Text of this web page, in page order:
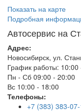
Показать на карте
Подробная
Автосервис на
Адрес:
Новосибирск, ул.
График работы: 10:00
Пн - Сб 09:00 - 20:00
Вс 10:00 - 18:00
Телефоны:
+7 (383) 383-07-